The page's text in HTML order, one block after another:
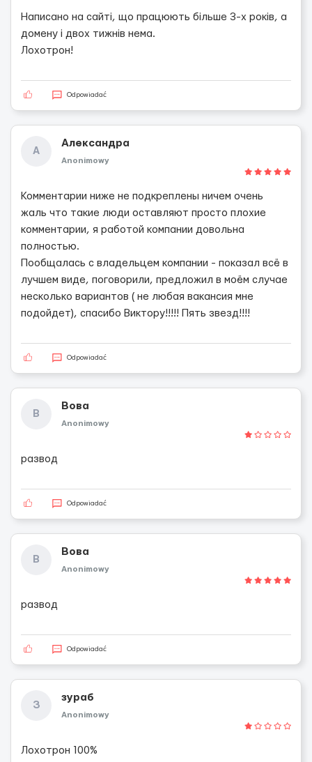
Написано на сайті, що працюють більше 3-х років, а
домену і двох тижнів нема.
Лохотрон!
Odpowiadać
А
Александра
Anonimowy
Комментарии ниже не подкреплены ничем очень
жаль что такие люди оставляют просто плохие
комментарии, я работой компании довольна
полностью.
Пообщалась с владельцем компании - показал всё в
лучшем виде, поговорили, предложил в моём случае
несколько вариантов ( не любая вакансия мне
подойдет), спасибо Виктору!!!!! Пять звезд!!!!
Odpowiadać
В
Вова
Anonimowy
развод
Odpowiadać
В
Вова
Anonimowy
развод
Odpowiadać
З
зураб
Anonimowy
Лохотрон 100%